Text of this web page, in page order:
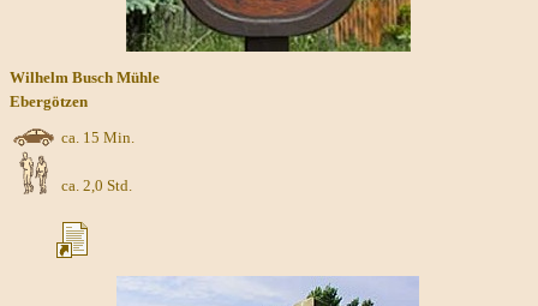
Wilhelm Busch Mühle
Ebergötzen
ca. 15 Min.
ca. 2,0 Std.